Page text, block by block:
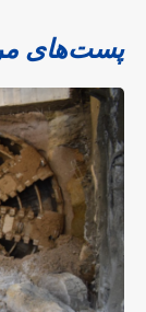
پست‌های